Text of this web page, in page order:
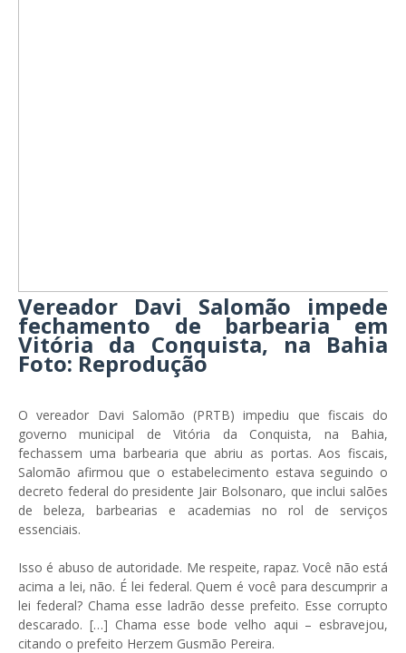
Vereador Davi Salomão impede
fechamento de barbearia em
Vitória da Conquista, na Bahia
Foto: Reprodução
O vereador Davi Salomão (PRTB) impediu que fiscais do
governo municipal de Vitória da Conquista, na Bahia,
fechassem uma barbearia que abriu as portas. Aos fiscais,
Salomão afirmou que o estabelecimento estava seguindo o
decreto federal do presidente Jair Bolsonaro, que inclui salões
de beleza, barbearias e academias no rol de serviços
essenciais.
Isso é abuso de autoridade. Me respeite, rapaz. Você não está
acima a lei, não. É lei federal. Quem é você para descumprir a
lei federal? Chama esse ladrão desse prefeito. Esse corrupto
descarado. […] Chama esse bode velho aqui – esbravejou,
citando o prefeito Herzem Gusmão Pereira.